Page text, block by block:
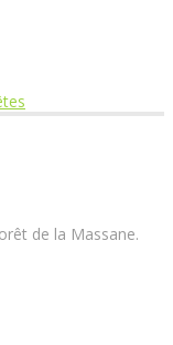
de la Massane.